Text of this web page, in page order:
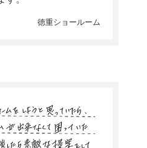
徳重ショールーム